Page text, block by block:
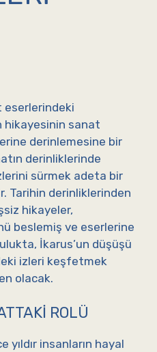
eserlerindeki
hikayesinin sanat
derinlemesine bir
derinliklerinde
sürmek adeta bir
Tarihin derinliklerinden
hikayeler,
beslemiş ve eserlerine
İkarus’un düşüşü
izleri keşfetmek
olacak.
ROLÜ
insanların hayal